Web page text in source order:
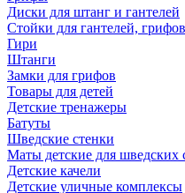
Диски для штанг и гантелей
Стойки для гантелей,
Гири
Штанги
Замки для грифов
Товары для детей
Детские тренажеры
Батуты
Шведские стенки
Маты детские для шведских
Детские качели
Детские уличные комплексы